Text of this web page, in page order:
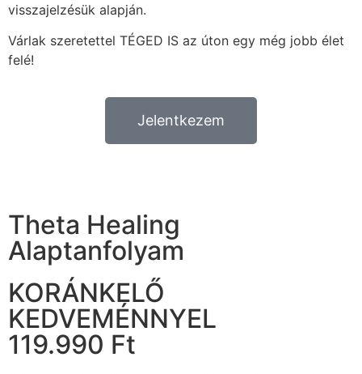
visszajelzésük alapján.
Várlak szeretettel TÉGED IS az úton egy még jobb élet
felé!
Jelentkezem
Theta Healing
Alaptanfolyam
KORÁNKELŐ
KEDVEMÉNNYEL
119.990 Ft